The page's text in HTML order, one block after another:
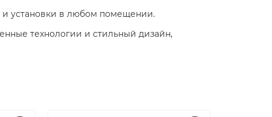
установки в любом помещении.​
технологии и стильный дизайн,